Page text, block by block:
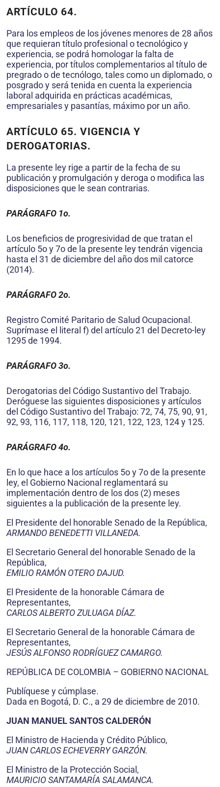
ARTÍCULO 64.
Para los empleos de los jóvenes menores de 28 años
que requieran título profesional o tecnológico y
experiencia, se podrá homologar la falta de
experiencia, por títulos complementarios al título de
pregrado o de tecnólogo, tales como un diplomado, o
posgrado y será tenida en cuenta la experiencia
laboral adquirida en prácticas académicas,
empresariales y pasantías, máximo por un año.
ARTÍCULO 65. VIGENCIA Y
DEROGATORIAS.
La presente ley rige a partir de la fecha de su
publicación y promulgación y deroga o modifica las
disposiciones que le sean contrarias.
PARÁGRAFO 1o.
Los beneficios de progresividad de que tratan el
artículo 5o y 7o de la presente ley tendrán vigencia
hasta el 31 de diciembre del año dos mil catorce
(2014).
PARÁGRAFO 2o.
Registro Comité Paritario de Salud Ocupacional.
Suprímase el literal f) del artículo 21 del Decreto-ley
1295 de 1994.
PARÁGRAFO 3o.
Derogatorias del Código Sustantivo del Trabajo.
Deróguese las siguientes disposiciones y artículos
del Código Sustantivo del Trabajo: 72, 74, 75, 90, 91,
92, 93, 116, 117, 118, 120, 121, 122, 123, 124 y 125.
PARÁGRAFO 4o.
En lo que hace a los artículos 5o y 7o de la presente
ley, el Gobierno Nacional reglamentará su
implementación dentro de los dos (2) meses
siguientes a la publicación de la presente ley.
El Presidente del honorable Senado de la República,
ARMANDO BENEDETTI VILLANEDA.
El Secretario General del honorable Senado de la
República,
EMILIO RAMÓN OTERO DAJUD.
El Presidente de la honorable Cámara de
Representantes,
CARLOS ALBERTO ZULUAGA DÍAZ.
El Secretario General de la honorable Cámara de
Representantes,
JESÚS ALFONSO RODRÍGUEZ CAMARGO.
REPÚBLICA DE COLOMBIA – GOBIERNO NACIONAL
Publíquese y cúmplase.
Dada en Bogotá, D. C., a 29 de diciembre de 2010.
JUAN MANUEL SANTOS CALDERÓN
El Ministro de Hacienda y Crédito Público,
JUAN CARLOS ECHEVERRY GARZÓN.
El Ministro de la Protección Social,
MAURICIO SANTAMARÍA SALAMANCA.